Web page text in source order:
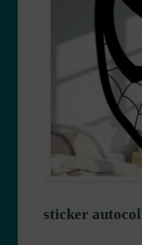
sticker